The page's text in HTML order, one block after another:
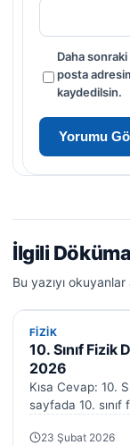
Daha sonraki
posta
kaydedilsin.
İlgili
Bu yazıyı
FIZIK
FIZIK
10. Sınıf Fizik
2026
Kısa Cevap: 10.
sayfada 10.
23 Şubat 2026